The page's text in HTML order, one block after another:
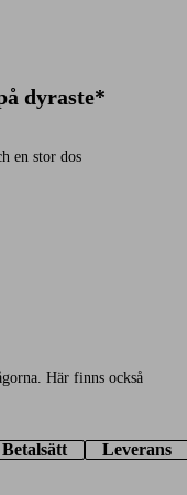
dyraste*
en stor dos
Här finns också
Betalsätt Leverans